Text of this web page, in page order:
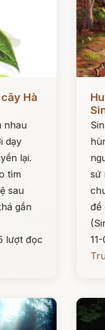
Hà
nhau
dạy
lại.
tìm
sau
gần
lượt đọc
Đọc
sứ
đề